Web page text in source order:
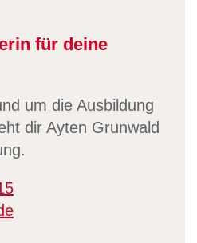
für deine
um die Ausbildung
dir Ayten Grunwald